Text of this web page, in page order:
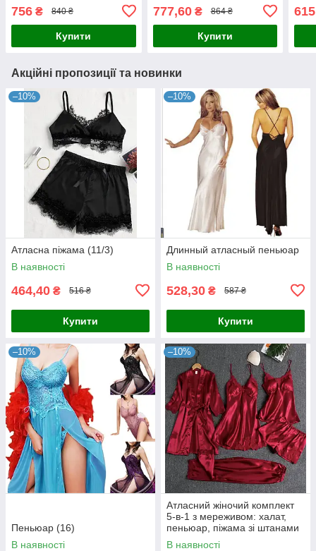
756 ₴ 840 ₴
Купити
777,60₴ 864 ₴
Купити
Акційні пропозиції та новинки
–10%
Атласна піжама (11/3)
В наявності
464,40 ₴ 516 ₴
Купити
–10%
Длинный атласный пеньюар
В наявності
528,30 ₴ 587 ₴
Купити
–10%
Пеньюар (16)
В наявності
–10%
Атласний жіночий комплект
5-в-1 з мереживом: халат,
пеньюар, піжама зі штанами
та поясом
В наявності